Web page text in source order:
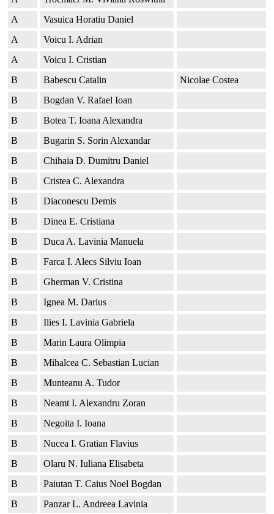
A
Vasuica Horatiu Daniel
A
Voicu I. Adrian
A
Voicu I. Cristian
B
Babescu Catalin
Nicolae Costea
B
Bogdan V. Rafael Ioan
B
Botea T. Ioana Alexandra
B
Bugarin S. Sorin Alexandar
B
Chihaia D. Dumitru Daniel
B
Cristea C. Alexandra
B
Diaconescu Demis
B
Dinea E. Cristiana
B
Duca A. Lavinia Manuela
B
Farca I. Alecs Silviu Ioan
B
Gherman V. Cristina
B
Ignea M. Darius
B
Ilies I. Lavinia Gabriela
B
Marin Laura Olimpia
B
Mihalcea C. Sebastian Lucian
B
Munteanu A. Tudor
B
Neamt I. Alexandru Zoran
B
Negoita I. Ioana
B
Nucea I. Gratian Flavius
B
Olaru N. Iuliana Elisabeta
B
Paiutan T. Caius Noel Bogdan
B
Panzar L. Andreea Lavinia